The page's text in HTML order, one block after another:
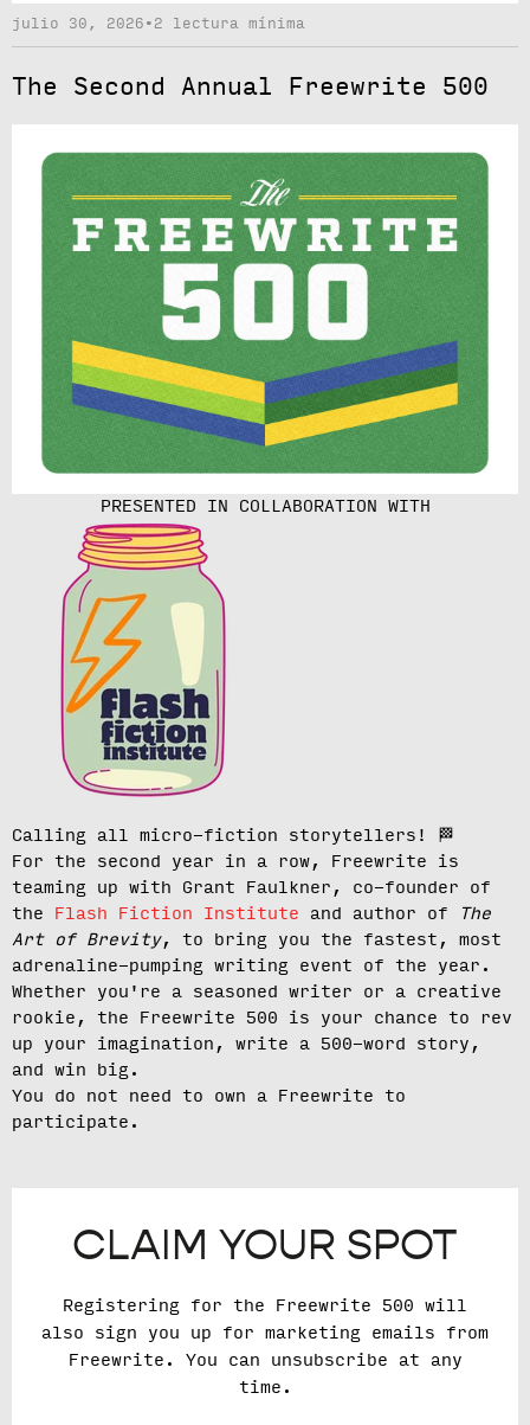
julio 30, 2026 • 2 lectura mínima
The Second Annual Freewrite 500
PRESENTED IN COLLABORATION WITH
Calling all micro-fiction storytellers!
🏁
For the second year in a row, Freewrite is
teaming up with Grant Faulkner, co-founder of
the
Flash Fiction Institute and author of
The
Art of Brevity, to bring you the fastest, most
adrenaline-pumping writing event of the year.
Whether you're a seasoned writer or a creative
rookie, the Freewrite 500 is your chance to rev
up your imagination, write a 500-word story,
and win big.
You do not need to own a Freewrite to
participate.
CLAIM YOUR SPOT
Registering for the Freewrite 500 will
also sign you up for marketing emails from
Freewrite. You can unsubscribe at any
time.